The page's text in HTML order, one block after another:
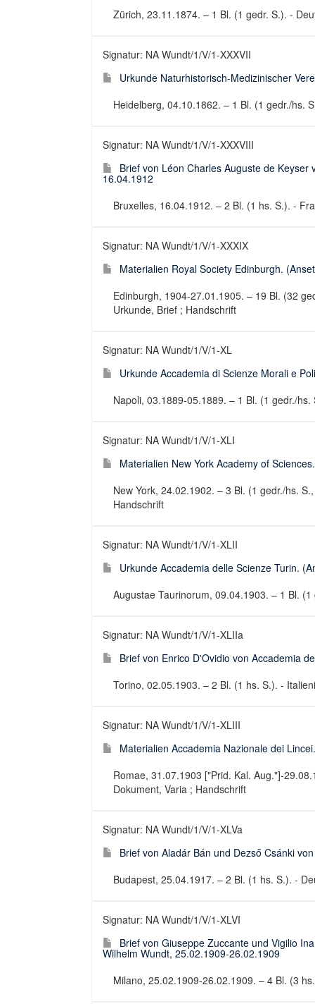
Zürich, 23.11.1874. – 1 Bl. (1 gedr. S.). -
Signatur: NA Wundt/1/V/1-XXXVII
Urkunde Naturhistorisch-Medizinischer
Heidelberg, 04.10.1862. – 1 Bl. (1 gedr./hs.
Signatur: NA Wundt/1/V/1-XXXVIII
Brief von Léon Charles Auguste de
16.04.1912
Bruxelles, 16.04.1912. – 2 Bl. (1 hs. S.). -
Signatur: NA Wundt/1/V/1-XXXIX
Materialien Royal Society Edinburgh.
Edinburgh, 1904-27.01.1905. – 19 Bl. (32
Urkunde, Brief ; Handschrift
Signatur: NA Wundt/1/V/1-XL
Urkunde Accademia di Scienze Morali e
Napoli, 03.1889-05.1889. – 1 Bl. (1 gedr./
Signatur: NA Wundt/1/V/1-XLI
Materialien New York Academy of
New York, 24.02.1902. – 3 Bl. (1 gedr./hs.
Handschrift
Signatur: NA Wundt/1/V/1-XLII
Urkunde Accademia delle Scienze Turin.
Augustae Taurinorum, 09.04.1903. – 1 Bl.
Signatur: NA Wundt/1/V/1-XLIIa
Brief von Enrico D'Ovidio von Accademia
Torino, 02.05.1903. – 2 Bl. (1 hs. S.). -
Signatur: NA Wundt/1/V/1-XLIII
Materialien Accademia Nazionale dei
Romae, 31.07.1903 ["Prid. Kal. Aug."]-
Dokument, Varia ; Handschrift
Signatur: NA Wundt/1/V/1-XLVa
Brief von Aladár Bán und Dezső Csánki
Budapest, 25.04.1917. – 2 Bl. (1 hs. S.). -
Signatur: NA Wundt/1/V/1-XLVI
Brief von Giuseppe Zuccante und Vigilio
Wilhelm Wundt, 25.02.1909-26.02.1909
Milano, 25.02.1909-26.02.1909. – 4 Bl. (3